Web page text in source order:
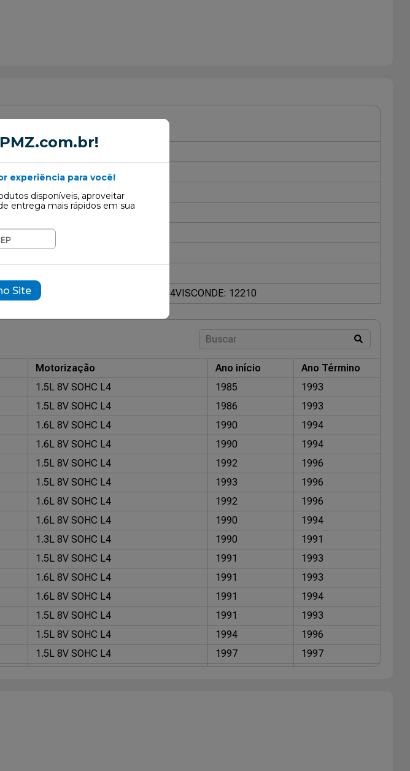
experiência para você!
disponíveis, aproveitar
entrega mais rápidos em sua
Site REACH: REA40-17014.534VISCONDE: 12210
Motorização Ano início
Ano Término
1.5L 8V SOHC L4 1985
1993
1.5L 8V SOHC L4 1986
1993
1.6L 8V SOHC L4 1990
1994
1.6L 8V SOHC L4 1990
1994
1.5L 8V SOHC L4 1992
1996
1.5L 8V SOHC L4 1993
1996
1.6L 8V SOHC L4 1992
1996
1.6L 8V SOHC L4 1990
1994
1.3L 8V SOHC L4 1990
1991
1.5L 8V SOHC L4 1991
1993
1.6L 8V SOHC L4 1991
1993
1.6L 8V SOHC L4 1991
1994
1.5L 8V SOHC L4 1991
1993
1.5L 8V SOHC L4 1994
1996
1.5L 8V SOHC L4 1997
1997